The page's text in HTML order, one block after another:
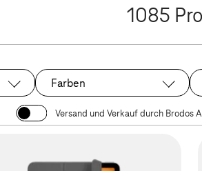
1085
Farben
Versand und Verkauf durch Brodos